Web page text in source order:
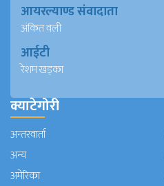
आयरल्याण्ड संवादाता
अंकित वली
आईटी
रेशम खड्का
क्याटेगोरी
अन्तरवार्ता
अन्य
अमेरिका